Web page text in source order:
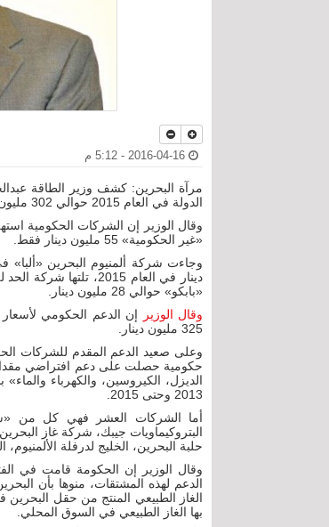
مرآة البحرين: كشف وزير الطاقة
الدولة في العام 2015 حوالي 302 مليون دينار.
«غير الحكومية» 55 مليون دينار فقط.
«بابكو» حوالي 28 مليون دينار.
وقال الوزير
325 مليون دينار.
2013 وحتى 2015.
أما الشركات العشر فهي كل من
البتروكيماويات جيبك، شركة غاز
حلبة البحرين، الخليج لدرفلة
وقال الوزير إن الحكومة قامت في
الدعم لهذه المشتقات، منوها بأن
الغاز الطبيعي المنتج من حقل
بها الغاز الطبيعي في السوق المحلي.